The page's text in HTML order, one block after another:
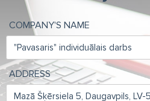
COMPANY'S NAME
ADDRESS